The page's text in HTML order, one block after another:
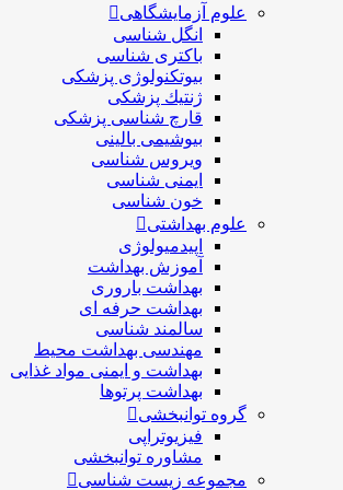
علوم آزمایشگاهی
انگل شناسی
باکتری شناسی
بیوتکنولوژی پزشکی
ژنتيك پزشکی
قارچ شناسی پزشكی
بیوشیمی بالینی
ویروس شناسی
ایمنی شناسی
خون شناسی
علوم بهداشتی
اپیدمیولوژی
آموزش بهداشت
بهداشت باروری
بهداشت حرفه ای
سالمند شناسی
مهندسی بهداشت محيط
بهداشت و ایمنی مواد غذایی
بهداشت پرتوها
گروه توانبخشی
فیزیوتراپی
مشاوره توانبخشی
مجموعه زیست شناسی